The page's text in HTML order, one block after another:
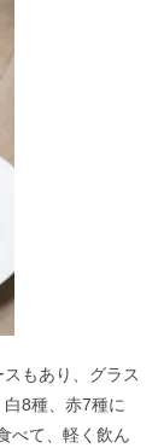
もあり、 グラス
8種、赤7種に
べて、軽く飲ん